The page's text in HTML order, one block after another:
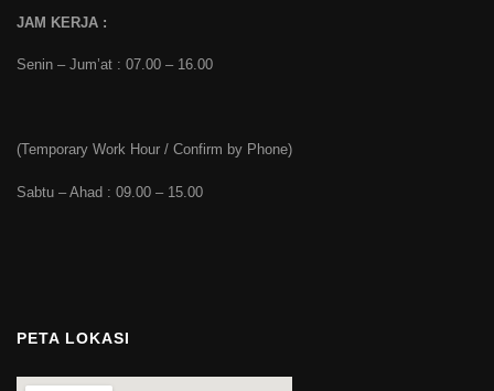
JAM KERJA :
Senin – Jum’at : 07.00 – 16.00
(Temporary Work Hour / Confirm by Phone)
Sabtu – Ahad : 09.00 – 15.00
PETA LOKASI